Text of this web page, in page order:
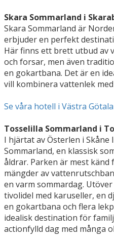
Skara Sommarland i
Skara Sommarland är
erbjuder en perfekt
Här finns ett brett utbud av
och forsar, men även
en gokartbana. Det är en
vill kombinera vattenlek
Se våra hotell i Västra
Tosselilla Sommarland i
I hjärtat av Österlen i Skåne
Sommarland, en klassisk
åldrar. Parken är mest
mängder av
en varm sommardag.
tivolidel med karuseller, en
en gokartbana och flera
idealisk destination för
actionfylld dag med många